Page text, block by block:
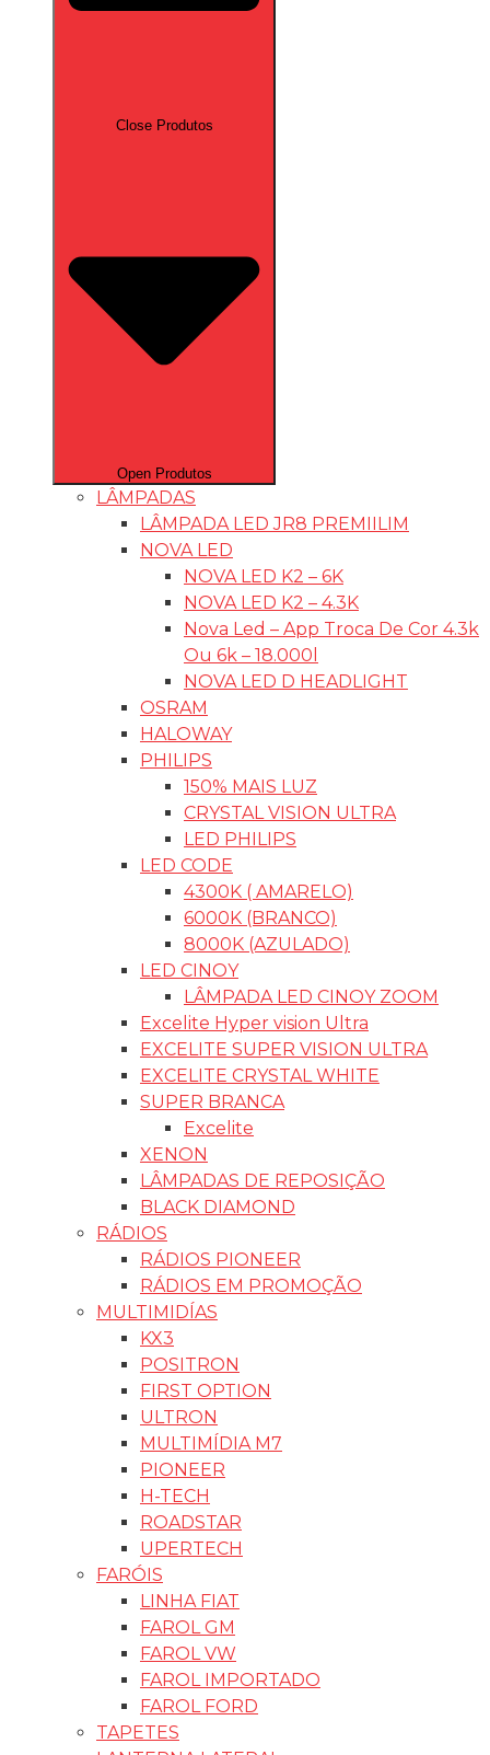
Close Produtos
Open Produtos
LÂMPADAS
LÂMPADA LED JR8 PREMIILIM
NOVA LED
NOVA LED K2 – 6K
NOVA LED K2 – 4.3K
Nova Led – App Troca De Cor 4.3k
Ou 6k – 18.000l
NOVA LED D HEADLIGHT
OSRAM
HALOWAY
PHILIPS
150% MAIS LUZ
CRYSTAL VISION ULTRA
LED PHILIPS
LED CODE
4300K ( AMARELO)
6000K (BRANCO)
8000K (AZULADO)
LED CINOY
LÂMPADA LED CINOY ZOOM
Excelite Hyper vision Ultra
EXCELITE SUPER VISION ULTRA
EXCELITE CRYSTAL WHITE
SUPER BRANCA
Excelite
XENON
LÂMPADAS DE REPOSIÇÃO
BLACK DIAMOND
RÁDIOS
RÁDIOS PIONEER
RÁDIOS EM PROMOÇÃO
MULTIMIDÍAS
KX3
POSITRON
FIRST OPTION
ULTRON
MULTIMÍDIA M7
PIONEER
H-TECH
ROADSTAR
UPERTECH
FARÓIS
LINHA FIAT
FAROL GM
FAROL VW
FAROL IMPORTADO
FAROL FORD
TAPETES